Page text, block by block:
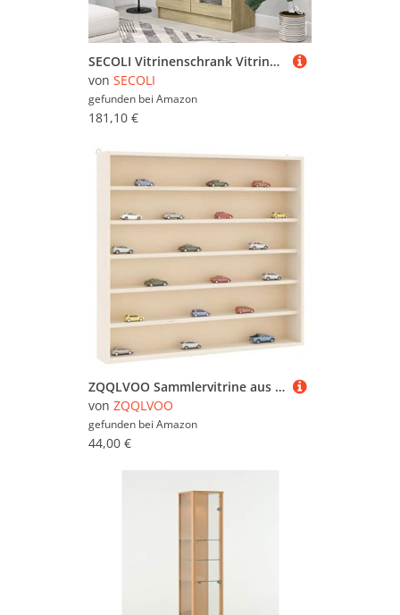
SECOLI Vitrinenschrank Vitrine Glasvitrine Standvitrine Sammlervitrine Bücherschrank Küchenschrank Hochschrank Wohnzimmerschrank Regal-Sonoma Eiche-82.5 x 30.5 x 150 cm
von SECOLI
gefunden bei Amazon
181,10 €
ZQQLVOO Sammlervitrine aus Holz mit 6 Regalen Pflanzenregal Hängeregal für Küche Wohnzimmer 60x8,5x55 cm
von ZQQLVOO
gefunden bei Amazon
44,00 €